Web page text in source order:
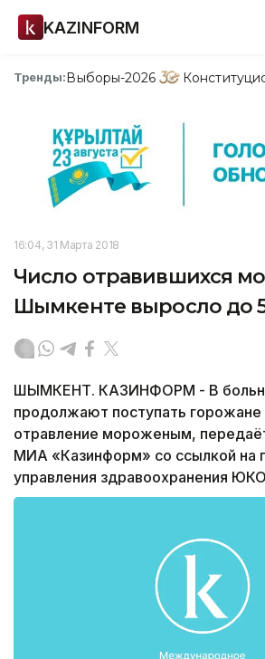
KAZINFORM
Тренды:Выборы-2026
16:04, 31 Марта 2018
Число отравившихся
Шымкенте выросло до
ШЫМКЕНТ. КАЗИНФОРМ - В
продолжают поступать
отравление мороженым,
МИА «Казинформ» со ссылкой на
управления здравоохранения